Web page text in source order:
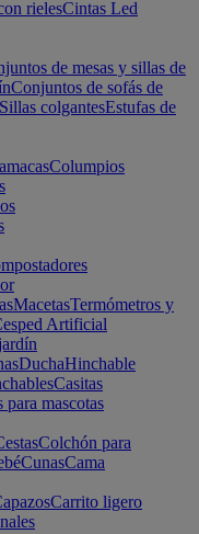
rielesCintas Led
de mesas y sillas de
Conjuntos de sofás de
Sillas colgantesEstufas de
Columpios
MacetasTermómetros y
Artificial
DuchaHinchable
Casitas
para mascotas
Colchón para
CunasCama
Carrito ligero